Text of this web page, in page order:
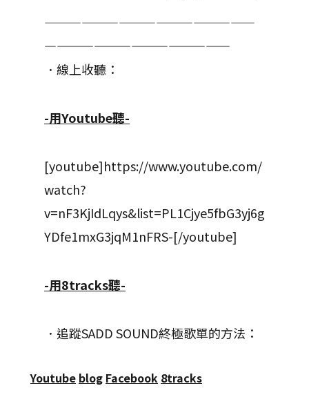
—————————————————
———————————————
．線上收聽：
-用Youtube聽-
[youtube]https://www.youtube.com/
watch?
v=nF3KjIdLqys&list=PL1Cjye5fbG3yj6g
YDfe1mxG3jqM1nFRS-[/youtube]
-用8tracks聽-
．追蹤SADD SOUND終極歌單的方法：
Youtube blog Facebook 8tracks